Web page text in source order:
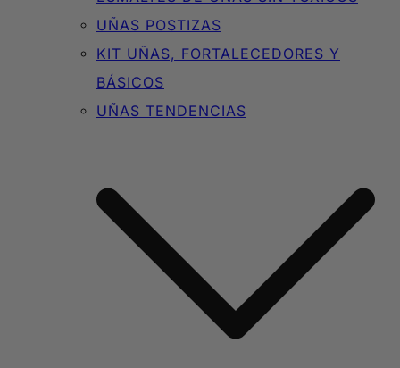
UÑAS POSTIZAS
KIT UÑAS, FORTALECEDORES Y
BÁSICOS
UÑAS TENDENCIAS